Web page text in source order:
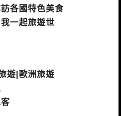
各國特色美食
一起旅遊世
遊|歐洲旅遊